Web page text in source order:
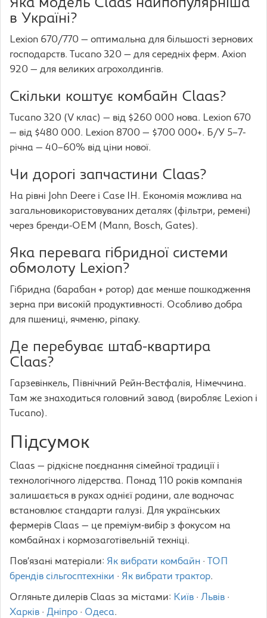
Яка модель Claas найпопулярніша
в Україні?
Lexion 670/770 — оптимальна для більшості зернових
господарств. Tucano 320 — для середніх ферм. Axion
920 — для великих агрохолдингів.
Скільки коштує комбайн Claas?
Tucano 320 (V клас) — від $260 000 нова. Lexion 670
— від $480 000. Lexion 8700 — $700 000+. Б/У 5–7-
річна — 40–60% від ціни нової.
Чи дорогі запчастини Claas?
На рівні John Deere і Case IH. Економія можлива на
загальновикористовуваних деталях (фільтри, ремені)
через бренди-OEM (Mann, Bosch, Gates).
Яка перевага гібридної системи
обмолоту Lexion?
Гібридна (барабан + ротор) дає менше пошкодження
зерна при високій продуктивності. Особливо добра
для пшениці, ячменю, ріпаку.
Де перебуває штаб-квартира
Claas?
Гарзевінкель, Північний Рейн-Вестфалія, Німеччина.
Там же знаходиться головний завод (виробляє Lexion і
Tucano).
Підсумок
Claas — рідкісне поєднання сімейної традиції і
технологічного лідерства. Понад 110 років компанія
залишається в руках однієї родини, але водночас
встановлює стандарти галузі. Для українських
фермерів Claas — це преміум-вибір з фокусом на
комбайнах і кормозаготівельній техніці.
Пов’язані матеріали: Як вибрати комбайн ·
ТОП
брендів сільгосптехніки · Як вибрати трактор.
Огляньте дилерів Claas за містами: Київ · Львів ·
Харків · Дніпро · Одеса.